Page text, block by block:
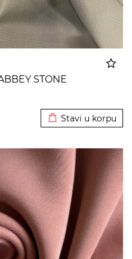
STONE
Stavi u korpu